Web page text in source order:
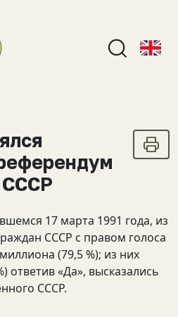
СССР
17 марта 1991 года, из
СССР с правом голоса
(79,5 %); из них
ответив «Да», высказались
СССР.